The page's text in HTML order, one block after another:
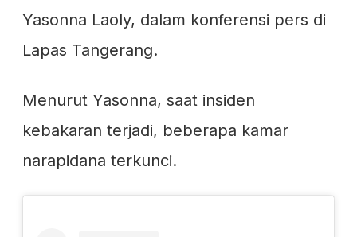
Yasonna Laoly, dalam konferensi pers di
Lapas Tangerang.
Menurut Yasonna, saat insiden
kebakaran terjadi, beberapa kamar
narapidana terkunci.